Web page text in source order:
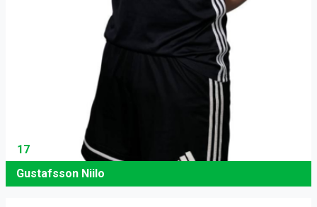
17
Gustafsson Niilo